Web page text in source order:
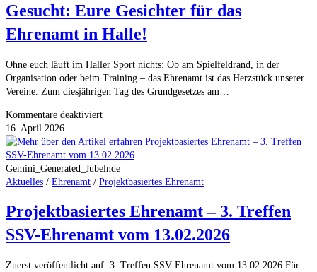
Gesucht: Eure Gesichter für das
Ehrenamt in Halle!
Ohne euch läuft im Haller Sport nichts: Ob am Spielfeldrand, in der
Organisation oder beim Training – das Ehrenamt ist das Herzstück unserer
Vereine. Zum diesjährigen Tag des Grundgesetzes am…
Kommentare deaktiviertfür
Eure
Gesichter
für
das
in Halle!
16. April 2026
Gemini_Generated_Jubelnde
Aktuelles / Ehrenamt / Projektbasiertes Ehrenamt
Projektbasiertes Ehrenamt – 3. Treffen
SSV-Ehrenamt vom 13.02.2026
Zuerst veröffentlicht auf: 3. Treffen SSV-Ehrenamt vom 13.02.2026 Für